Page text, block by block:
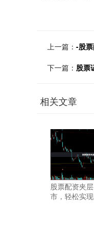
上一篇： -股
下一篇： 股票
相关文章
股票配资夹
市，轻松实